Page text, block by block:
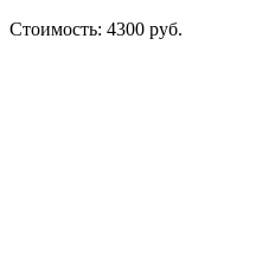
Стоимость: 4300 руб.